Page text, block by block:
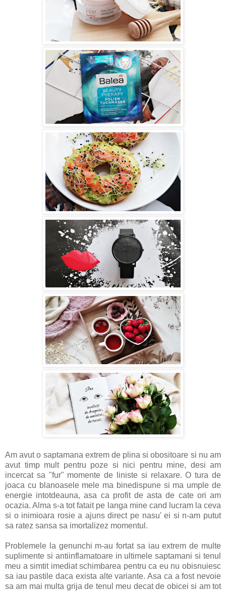
Am avut o saptamana extrem de plina si obositoare si nu am
avut timp mult pentru poze si nici pentru mine, desi am
incercat sa "fur" momente de liniste si relaxare. O tura de
joaca cu blanoasele mele ma binedispune si ma umple de
energie intotdeauna, asa ca profit de asta de cate ori am
ocazia. Alma s-a tot fatait pe langa mine cand lucram la ceva
si o inimioara rosie a ajuns direct pe nasu' ei si n-am putut
sa ratez sansa sa imortalizez momentul.
Problemele la genunchi m-au fortat sa iau extrem de multe
suplimente si antiinflamatoare in ultimele saptamani si tenul
meu a simtit imediat schimbarea pentru ca eu nu obisnuiesc
sa iau pastile daca exista alte variante. Asa ca a fost nevoie
sa am mai multa grija de tenul meu decat de obicei si am tot